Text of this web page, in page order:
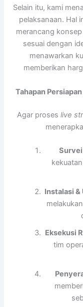
Selain itu, kami
pelaksanaan. Hal
merancang konsep
sesuai dengan
menawarkan
memberikan
Tahapan
Agar proses live
Instalasi &
melakukan
Eksekusi
tim